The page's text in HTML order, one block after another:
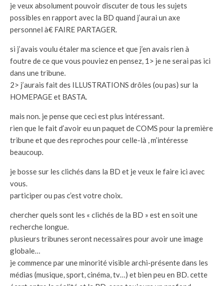
je veux absolument pouvoir discuter de tous les sujets
possibles en rapport avec la BD quand j’aurai un axe
personnel à€ FAIRE PARTAGER.
si j’avais voulu étaler ma science et que j’en avais rien à
foutre de ce que vous pouviez en pensez, 1> je ne serai pas ici
dans une tribune.
2> j’aurais fait des ILLUSTRATIONS drôles (ou pas) sur la
HOMEPAGE et BASTA.
mais non. je pense que ceci est plus intéressant.
rien que le fait d’avoir eu un paquet de COMS pour la première
tribune et que des reproches pour celle-là , m’intéresse
beaucoup.
je bosse sur les clichés dans la BD et je veux le faire ici avec
vous.
participer ou pas c’est votre choix.
chercher quels sont les « clichés de la BD » est en soit une
recherche longue.
plusieurs tribunes seront necessaires pour avoir une image
globale…
je commence par une minorité visible archi-présente dans les
médias (musique, sport, cinéma, tv…) et bien peu en BD. cette